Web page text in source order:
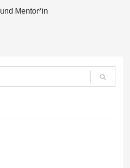
Mentor*in